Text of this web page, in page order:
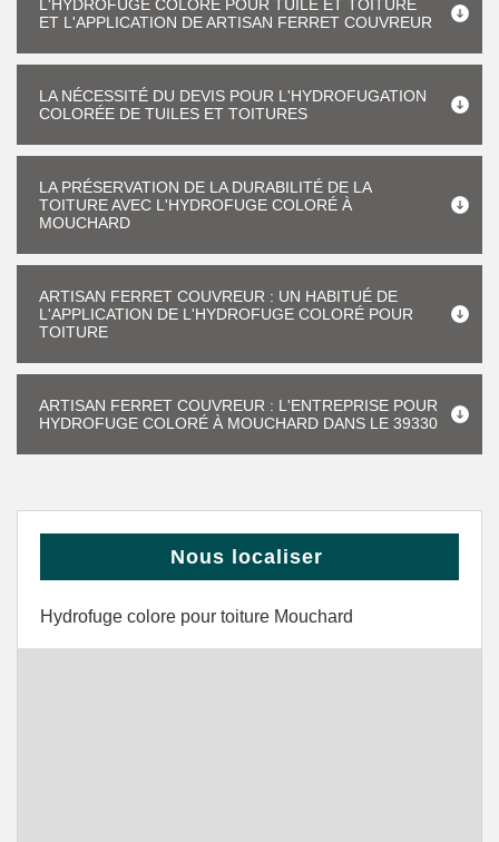
L'HYDROFUGE COLORÉ POUR TUILE ET TOITURE
ET L'APPLICATION DE ARTISAN FERRET COUVREUR
LA NÉCESSITÉ DU DEVIS POUR L'HYDROFUGATION
COLORÉE DE TUILES ET TOITURES
LA PRÉSERVATION DE LA DURABILITÉ DE LA
TOITURE AVEC L'HYDROFUGE COLORÉ À
MOUCHARD
ARTISAN FERRET COUVREUR : UN HABITUÉ DE
L'APPLICATION DE L'HYDROFUGE COLORÉ POUR
TOITURE
ARTISAN FERRET COUVREUR : L'ENTREPRISE POUR
HYDROFUGE COLORÉ À MOUCHARD DANS LE 39330
Nous localiser
Hydrofuge colore pour toiture Mouchard